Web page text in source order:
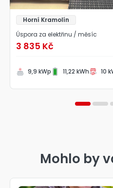
Horní Kramolín
Úspora za elektřinu / měsíc
3 835 Kč
9,9 kWp 11,22 kWh 10
3 4
Mohlo by